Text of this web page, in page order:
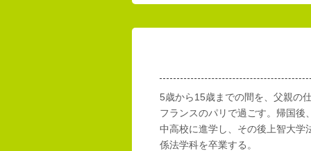
5歳から15歳までの間を、父親の
フランスのパリで過ごす。帰国後
中高校に進学し、その後上智大学
係法学科を卒業する。